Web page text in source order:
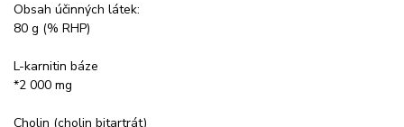
Obsah účinných látek:
80 g (% RHP)
L-karnitin báze
*2 000 mg
Cholin (cholin bitartrát)